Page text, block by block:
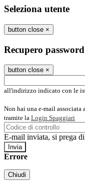
Seleziona utente
button close ×
Recupero password
button close ×
all'indirizzo indicato con le
Non hai una e-mail associata
tramite la Login Spaggiari
E-mail inviata, si prega
Errore
Chiudi